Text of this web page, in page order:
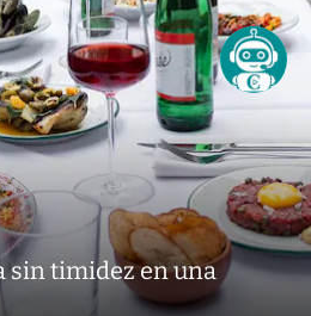
sin timidez en una